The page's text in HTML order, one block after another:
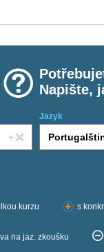
Napište,
Jazyk
kurzu s
na jaz. zkoušku